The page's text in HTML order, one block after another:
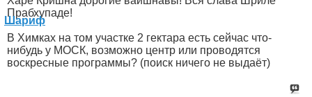
Прабхупаде!
В Химках на том участке 2 гектара есть сейчас что-
нибудь у МОСК, возможно центр или проводятся
воскресные программы? (поиск ничего не выдаёт)